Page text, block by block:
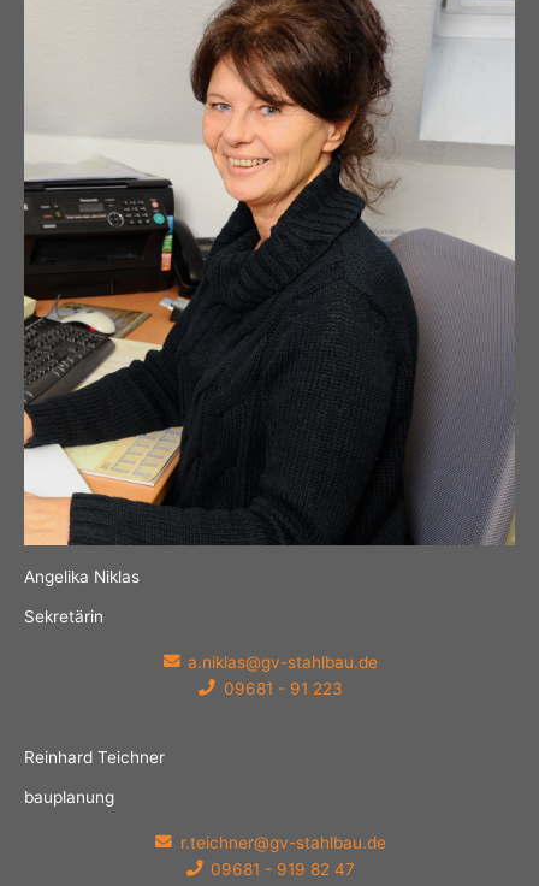
Angelika Niklas
Sekretärin
a.niklas@gv-stahlbau.de
09681 - 91 223
Reinhard Teichner
bauplanung
r.teichner@gv-stahlbau.de
09681 - 919 82 47